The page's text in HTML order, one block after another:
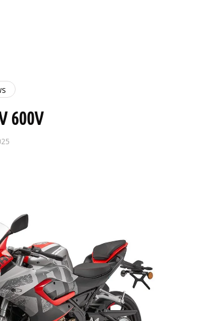
600V